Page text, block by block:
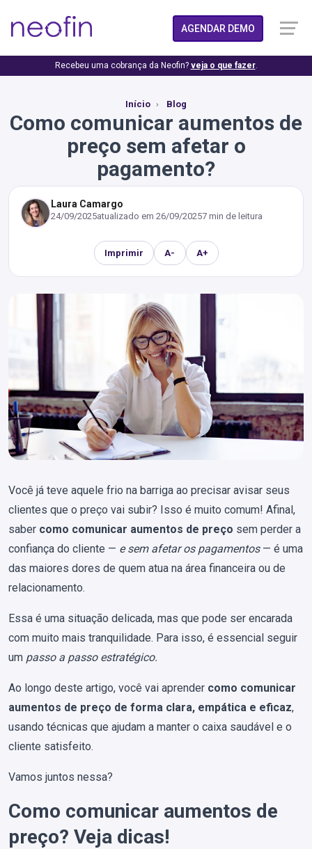
AGENDAR DEMO
Recebeu uma cobrança da Neofin? veja o que fazer.
Início Blog
Como comunicar aumentos de
preço sem afetar o
pagamento?
Laura Camargo
24/09/2025atualizado em 26/09/20257 min de leitura
Imprimir A- A+
Você já teve aquele frio na barriga ao precisar avisar seus
clientes que o preço vai subir? Isso é muito comum! Afinal,
saber como comunicar aumentos de preço sem perder a
confiança do cliente — e sem afetar os pagamentos— é uma
das maiores dores de quem atua na área financeira ou de
relacionamento.
Essa é uma situação delicada, mas que pode ser encarada
com muito mais tranquilidade. Para isso, é essencial seguir
um passo a passo estratégico.
Ao longo deste artigo, você vai aprender como comunicar
aumentos de preço de forma clara, empática e eficaz,
usando técnicas que ajudam a manter o caixa saudável e o
cliente satisfeito.
Vamos juntos nessa?
Como comunicar aumentos de
preço? Veja dicas!